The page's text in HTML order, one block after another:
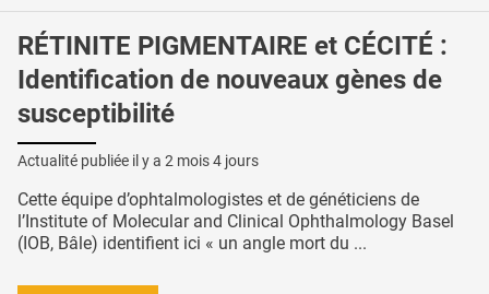
RÉTINITE PIGMENTAIRE et CÉCITÉ :
Identification de nouveaux gènes de
susceptibilité
Actualité publiée il y a 2 mois 4 jours
Cette équipe d’ophtalmologistes et de généticiens de
l’Institute of Molecular and Clinical Ophthalmology Basel
(IOB, Bâle) identifient ici « un angle mort du ...